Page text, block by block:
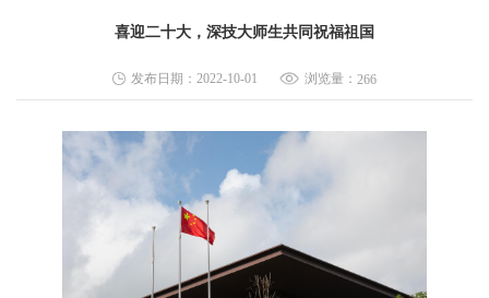
喜迎二十大，深技大师生共同祝福祖国
发布日期：2022-10-01 浏览量： 266